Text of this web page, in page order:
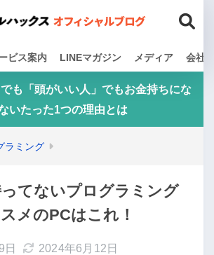
ビス案内 LINEマガジン メディア 会社
も「頭がいい人」でもお金持ちにな
いたった1つの理由とは
ラミング
てないプログラミング
メのPCはこれ！
日 2024年6月12日